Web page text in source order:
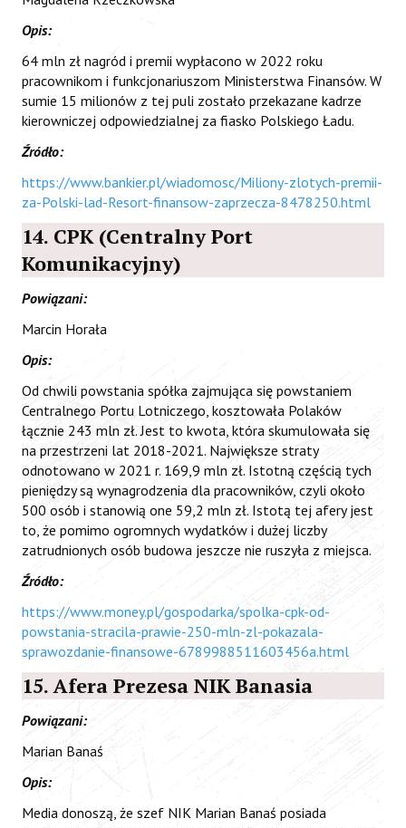
Opis:
64 mln zł nagród i premii wypłacono w 2022 roku
pracownikom i funkcjonariuszom Ministerstwa Finansów. W
sumie 15 milionów z tej puli zostało przekazane kadrze
kierowniczej odpowiedzialnej za fiasko Polskiego Ładu.
Źródło:
https://www.bankier.pl/wiadomosc/Miliony-zlotych-premii-
za-Polski-lad-Resort-finansow-zaprzecza-8478250.html
14. CPK (Centralny Port
Komunikacyjny)
Powiązani:
Marcin Horała
Opis:
Od chwili powstania spółka zajmująca się powstaniem
Centralnego Portu Lotniczego, kosztowała Polaków
łącznie 243 mln zł. Jest to kwota, która skumulowała się
na przestrzeni lat 2018-2021. Największe straty
odnotowano w 2021 r. 169,9 mln zł. Istotną częścią tych
pieniędzy są wynagrodzenia dla pracowników, czyli około
500 osób i stanowią one 59,2 mln zł. Istotą tej afery jest
to, że pomimo ogromnych wydatków i dużej liczby
zatrudnionych osób budowa jeszcze nie ruszyła z miejsca.
Źródło:
https://www.money.pl/gospodarka/spolka-cpk-od-
powstania-stracila-prawie-250-mln-zl-pokazala-
sprawozdanie-finansowe-6789988511603456a.html
15. Afera Prezesa NIK Banasia
Powiązani:
Marian Banaś
Opis:
Media donoszą, że szef NIK Marian Banaś posiada